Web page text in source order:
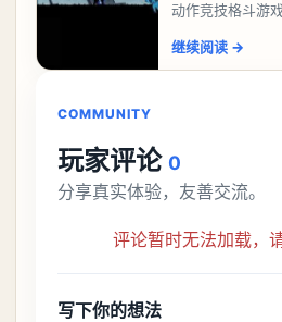
动作竞技格斗游
挑战高手进行各
继续阅读 →
COMMUNITY
玩家评论 0
分享真实体验，友善交流。
评论暂时无法加载，
写下你的想法